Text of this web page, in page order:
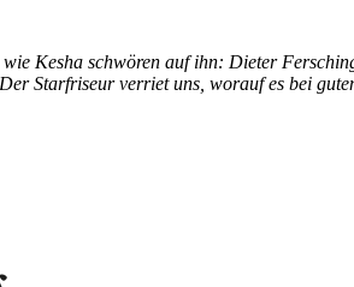
Kesha schwören auf ihn: Dieter
Starfriseur verriet uns, worauf es bei